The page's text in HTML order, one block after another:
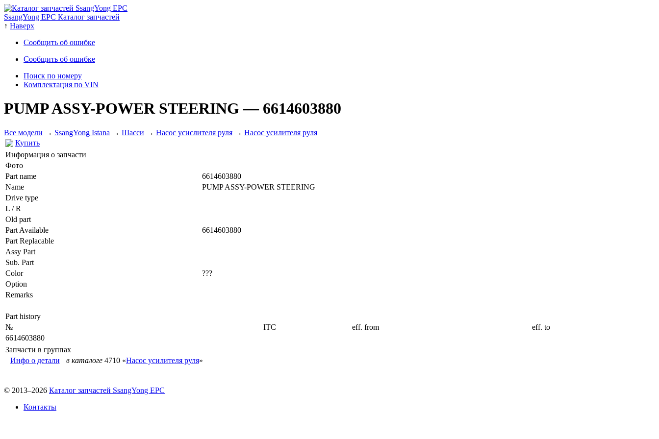
SsangYong EPC Каталог запчастей
↑ Наверх
Сообщить об ошибке
Сообщить об ошибке
Поиск по номеру
Комплектация по VIN
PUMP ASSY-POWER STEERING— 6614603880
Все модели → SsangYong Istana → Шасси → Насос усислителя руля → Насос усилителя руля
Купить
Информация о запчасти
Фото
Part name
6614603880
Name
PUMP ASSY-POWER STEERING
Drive type
L / R
Old part
Part Available
6614603880
Part Replacable
Assy Part
Sub. Part
Color
???
Option
Remarks
Part history
№
ITC eff. from
eff. to
6614603880
Запчасти в группах
Инфо о детали
в каталоге 4710 «Насос усилителя руля»
© 2013–2026 Каталог запчастей SsangYong EPC
Контакты